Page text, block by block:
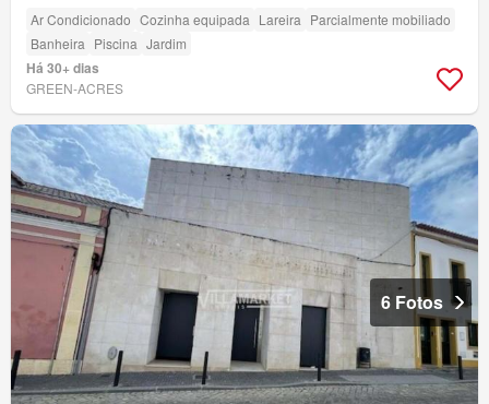
Ar Condicionado Cozinha equipada Lareira Parcialmente mobiliado
Banheira Piscina Jardim
Há 30+ dias
GREEN-ACRES
6 Fotos